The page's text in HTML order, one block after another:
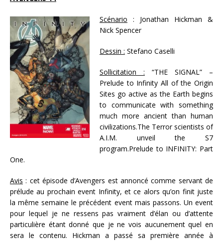
Scénario : Jonathan Hickman &
Nick Spencer
Dessin : Stefano Caselli
Sollicitation : “THE SIGNAL” –
Prelude to Infinity All of the Origin
Sites go active as the Earth begins
to communicate with something
much more ancient than human
civilizations.The Terror scientists of
A.I.M. unveil the S7
program.Prelude to INFINITY: Part
One.
Avis : cet épisode d’Avengers est annoncé comme servant de
prélude au prochain event Infinity, et ce alors qu’on finit juste
la même semaine le précédent event mais passons. Un event
pour lequel je ne ressens pas vraiment d’élan ou d’attente
particulière étant donné que je ne vois aucunement quel en
sera le contenu. Hickman a passé sa première année à